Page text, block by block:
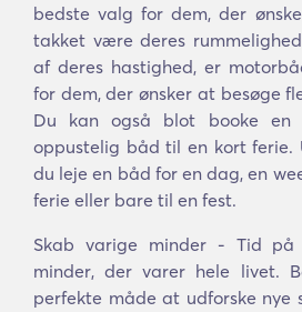
bedste valg for dem, der
takket være deres
af deres hastighed, er
for dem, der ønsker at besøge
Du kan også blot booke en
oppustelig båd til en kort ferie.
du leje en båd for en dag, en
ferie eller bare til en fest.
Skab varige minder - Tid på
minder, der varer hele livet.
perfekte måde at udforske nye